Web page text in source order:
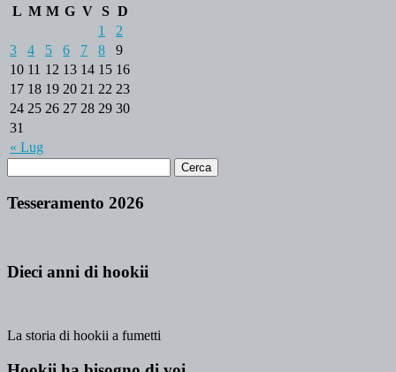
L M M G V S D
« Lug
1
2
3
4 5 6 7 8
9
10 11 12 13 14 15 16
17 18 19 20 21 22 23
24 25 26 27 28 29 30
31
Tesseramento 2026
Dieci anni di hookii
La storia di hookii a fumetti